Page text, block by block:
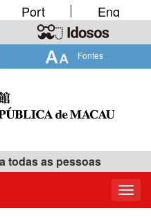
Fontes
Port Eng
todas as pessoas